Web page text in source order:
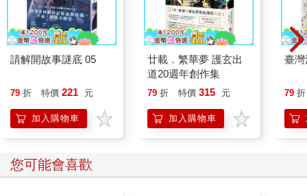
原因是什麼？這些東西有沒有可能會是、或已經是完全不同的樣
子呢？」我想藉由這本書鼓勵大家保持好奇，不怕丟臉地勇於打
擾、敢於探索，最終驚呼發現：「哇！德國真的很奇妙！」
關於書中地點一覽可見於下方網址中的地圖：
https://www.piavolk.net/deutschlands-schraegste-orte/
假如讀者知道任何不尋常的、怪異的地點，請不吝來信告知：
wow@piavolk.net
熱帶島度假樂園
Tropical Islands, Krausnick
北緯 52° 02’ 20.7”;東經 13° 44’ 55.0” Tropical-Islands-Allee 1,
15910 Krausnick-Groß Wasserburg
請解開故事謎底 05
79 折 特價 221 元
加入購物車
廿載．繁華夢 護玄出
道20週年創作集
79 折 特價 315 元
加入購物車
臺
79 折
您可能會喜歡